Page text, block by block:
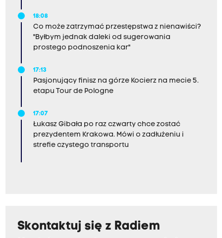
18:08
Co może zatrzymać przestępstwa z nienawiści?
"Byłbym jednak daleki od sugerowania
prostego podnoszenia kar"
17:13
Pasjonujący finisz na górze Kocierz na mecie 5.
etapu Tour de Pologne
17:07
Łukasz Gibała po raz czwarty chce zostać
prezydentem Krakowa. Mówi o zadłużeniu i
strefie czystego transportu
Skontaktuj się z Radiem